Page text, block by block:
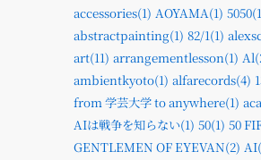
accessories(1) AOYAMA(1)
abstractpainting(1) 82/1(1)
art(11) arrangementlesson(1)
ambientkyoto(1) alfarecords(4)
from 学芸大学 to anywhere(1)
AIは戦争を知らない(1) 50(1) 50
GENTLEMEN OF EYEVAN(2)